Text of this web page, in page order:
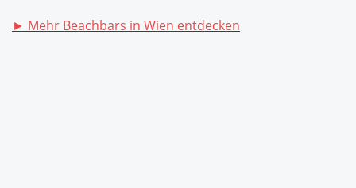
► Mehr Beachbars in Wien entdecken